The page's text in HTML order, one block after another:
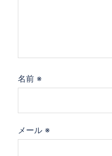
名前 ※
メール ※